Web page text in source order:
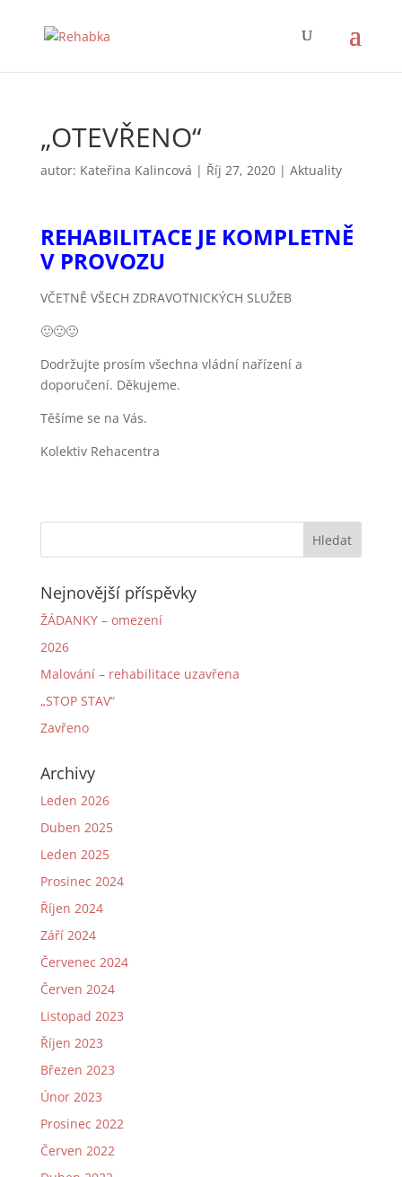
„OTEVŘENO“
autor: Kateřina Kalincová | Říj 27, 2020| Aktuality
REHABILITACE JE KOMPLETNĚ
V PROVOZU
VČETNĚ VŠECH ZDRAVOTNICKÝCH SLUŽEB
🙂🙂🙂
Dodržujte prosím všechna vládní nařízení a
doporučení. Děkujeme.
Těšíme se na Vás.
Kolektiv Rehacentra
Nejnovější příspěvky
ŽÁDANKY – omezení
2026
Malování – rehabilitace uzavřena
„STOP STAV“
Zavřeno
Archivy
Leden 2026
Duben 2025
Leden 2025
Prosinec 2024
Říjen 2024
Září 2024
Červenec 2024
Červen 2024
Listopad 2023
Říjen 2023
Březen 2023
Únor 2023
Prosinec 2022
Červen 2022